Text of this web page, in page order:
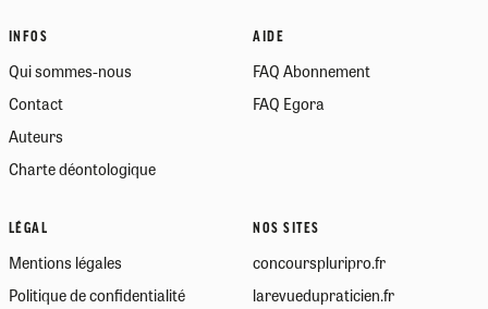
INFOS
Qui sommes-nous
Contact
Auteurs
Charte déontologique
AIDE
FAQ Abonnement
FAQ Egora
LÉGAL
Mentions légales
Politique de confidentialité
NOS SITES
concourspluripro.fr
larevuedupraticien.fr